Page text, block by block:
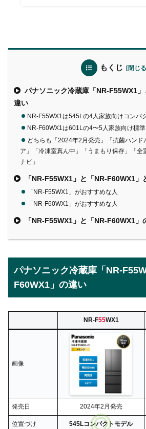
もくじ
パナソニック冷蔵庫「NR-F55WX1
違い
NR-F55WX1は545Lの4人家族向けコンパ
NR-F60WX1は601Lの4〜5人家族向け標
どちらも「2024年2月発売」「抗菌ハンド
ア」「冷凍室真ん中」「うまもり保存」「全
ナビ」
「NR-F55WX1」と「NR-F60WX1」
「NR-F55WX1」がおすすめな人
「NR-F60WX1」がおすすめな人
「NR-F55WX1」と「NR-F60WX1」
パナソニック冷蔵庫「NR-
F60WX1」の違い
NR-F55WX1
画像
発売日 2024年2月発売
位置づけ 545Lコンパクトモデル